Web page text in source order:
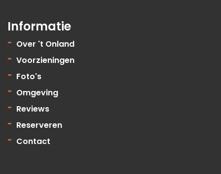
Informatie
Over 't Onland
Voorzieningen
Foto's
Omgeving
Reviews
Reserveren
Contact